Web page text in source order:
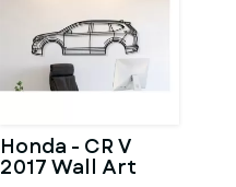
Honda - CR V
2017 Wall Art